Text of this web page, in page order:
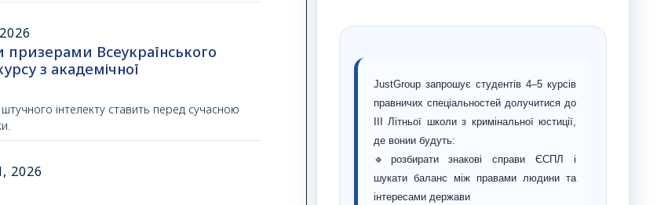
Всеукраїнського
з академічної
інтелекту ставить перед сучасною
2026
JustGroup запрошує студентів 4–5 курсів
правничих спеціальностей долучитися до
ІІІ Літньої школи з кримінальної юстиції,
де вонии будуть:
🔹розбирати знакові справи ЄСПЛ і
шукати баланс між правами людини та
інтересами держави